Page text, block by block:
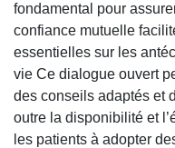
fondamental pour
confiance mutuelle
essentielles sur les
vie Ce dialogue ouvert
des conseils adaptés et
outre la disponibilité et
les patients à adopter